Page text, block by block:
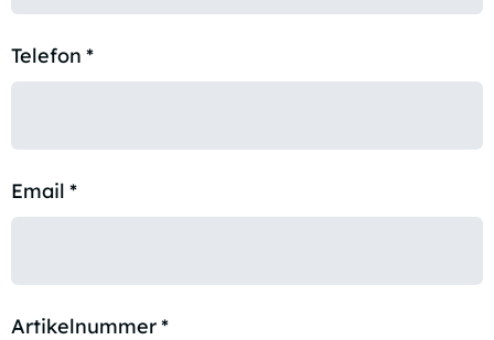
Telefon *
Email *
Artikelnummer*